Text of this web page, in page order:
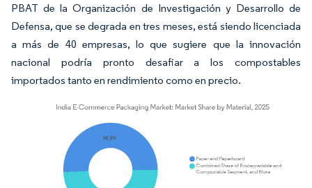
PBAT de la Organización de Investigación y Desarrollo de
Defensa, que se degrada en tres meses, está siendo licenciada
a más de 40 empresas, lo que sugiere que la innovación
nacional podría pronto desafiar a los compostables
importados tanto en rendimiento como en precio.